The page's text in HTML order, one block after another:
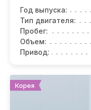
Год выпуска:
Тип двигателя:
Пробег:
Объем:
Привод:
Корея